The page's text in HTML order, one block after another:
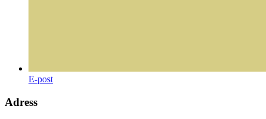
E-post
Adress